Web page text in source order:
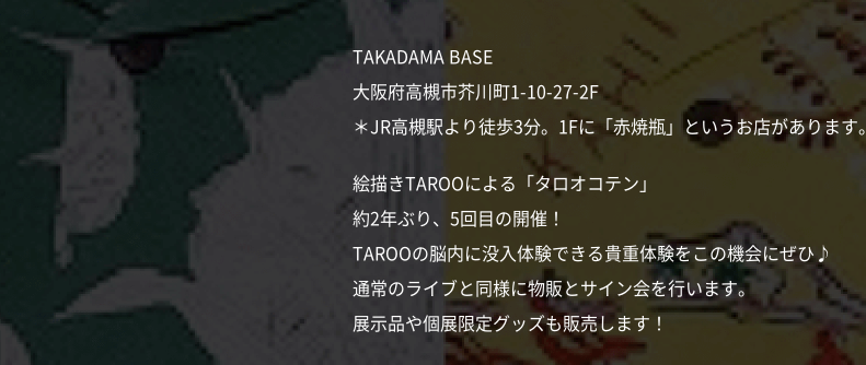
TAKADAMA BASE
大阪府高槻市芥川町1-10-27-2F
＊JR高槻駅より徒歩3分。1Fに「赤焼瓶」というお店があります。
絵描きTAROOによる「タロオコテン」
約2年ぶり、5回目の開催！
TAROOの脳内に没入体験できる貴重体験をこの機会にぜひ♪
通常のライブと同様に物販とサイン会を行います。
展示品や個展限定グッズも販売します！